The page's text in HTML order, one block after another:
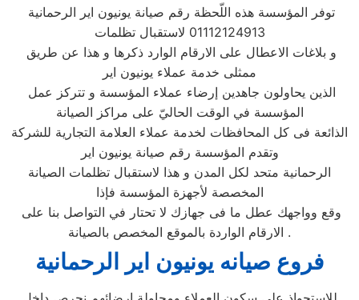
توفر المؤسسة هذه اللّحظة رقم صيانة يونيون اير الرحمانية
01112124913 لاستقبال تظلمات
ممثلى خدمة عملاء يونيون اير
المؤسسة في الوقت الحاليّ على مراكز الصيانة
الذائعة فى كل المحافظات لخدمة عملاء العلامة التجارية للشركة
وتقدم المؤسسة رقم صيانة يونيون اير
الرحمانية متحد لكل المدن و هذا لاستقبال تظلمات الصيانة
المخصصة لأجهزة المؤسسة فإذا
الارقام الواردة بالموقع المخصص بالصيانة .
فروع صيانه يونيون اير الرحمانية